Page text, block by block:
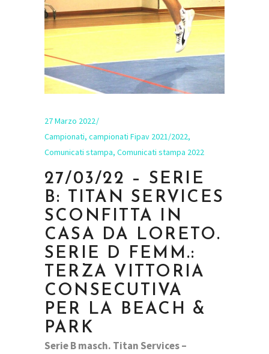
27 Marzo 2022
Campionati, campionati Fipav 2021/2022,
Comunicati stampa, Comunicati stampa 2022
27/03/22 – SERIE
B: TITAN SERVICES
SCONFITTA IN
CASA DA LORETO.
SERIE D FEMM.:
TERZA VITTORIA
CONSECUTIVA
PER LA BEACH &
PARK
Serie B masch. Titan Services –